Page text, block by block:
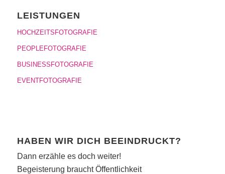
LEISTUNGEN
HOCHZEITSFOTOGRAFIE
PEOPLEFOTOGRAFIE
BUSINESSFOTOGRAFIE
EVENTFOTOGRAFIE
HABEN WIR DICH BEEINDRUCKT?
Dann erzähle es doch weiter!
Begeisterung braucht Öffentlichkeit